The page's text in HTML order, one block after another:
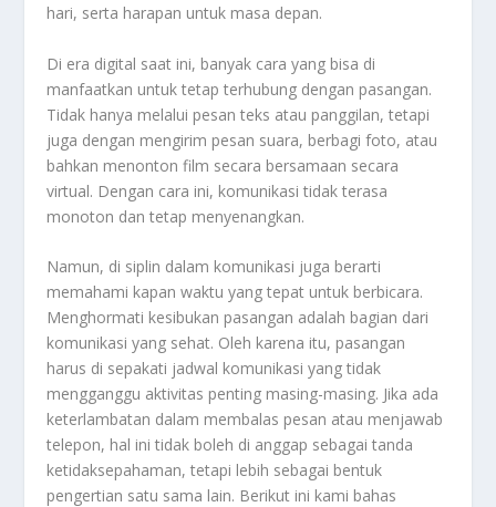
hari, serta harapan untuk masa depan.
Di era digital saat ini, banyak cara yang bisa di
manfaatkan untuk tetap terhubung dengan pasangan.
Tidak hanya melalui pesan teks atau panggilan, tetapi
juga dengan mengirim pesan suara, berbagi foto, atau
bahkan menonton film secara bersamaan secara
virtual. Dengan cara ini, komunikasi tidak terasa
monoton dan tetap menyenangkan.
Namun, di siplin dalam komunikasi juga berarti
memahami kapan waktu yang tepat untuk berbicara.
Menghormati kesibukan pasangan adalah bagian dari
komunikasi yang sehat. Oleh karena itu, pasangan
harus di sepakati jadwal komunikasi yang tidak
mengganggu aktivitas penting masing-masing. Jika ada
keterlambatan dalam membalas pesan atau menjawab
telepon, hal ini tidak boleh di anggap sebagai tanda
ketidaksepahaman, tetapi lebih sebagai bentuk
pengertian satu sama lain. Berikut ini kami bahas